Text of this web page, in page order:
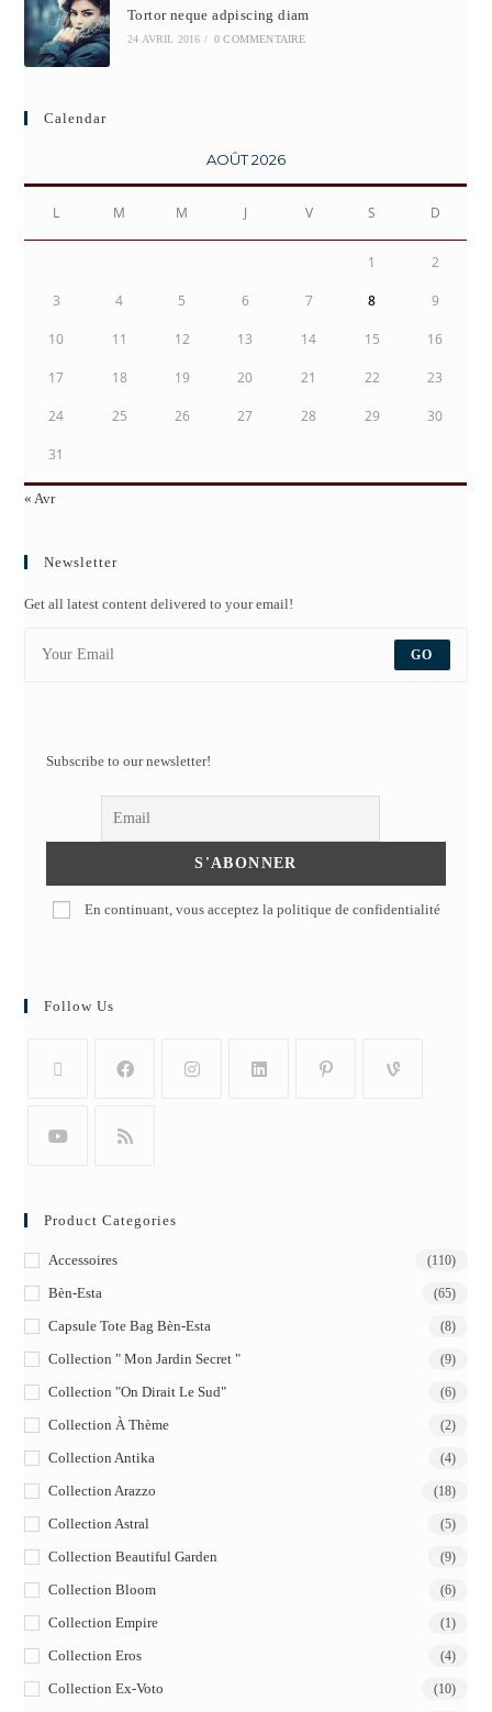
Tortor neque adpiscing diam
24 AVRIL 2016 / 0 COMMENTAIRE
Calendar
AOÛT 2026
L M M J V S D
1 2
3 4 5 6 7 8 9
10 11 12 13 14 15 16
17 18 19 20 21 22 23
24 25 26 27 28 29 30
31
« Avr
Newsletter
Get all latest content delivered to your email!
GO
Subscribe to our newsletter!
En continuant, vous acceptez la politique de confidentialité
Follow Us
Product Categories
Accessoires (110)
Bèn-Esta (65)
Capsule Tote Bag Bèn-Esta (8)
Collection " Mon Jardin Secret " (9)
Collection "On Dirait Le Sud" (6)
Collection À Thème (2)
Collection Antika (4)
Collection Arazzo (18)
Collection Astral (5)
Collection Beautiful Garden (9)
Collection Bloom (6)
Collection Empire (1)
Collection Eros (4)
Collection Ex-Voto (10)